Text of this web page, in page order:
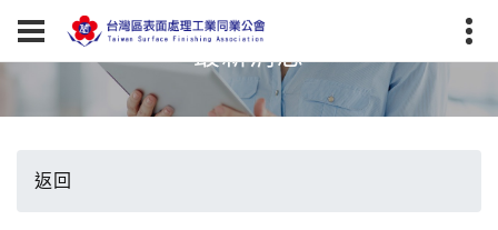
最新消息
返回